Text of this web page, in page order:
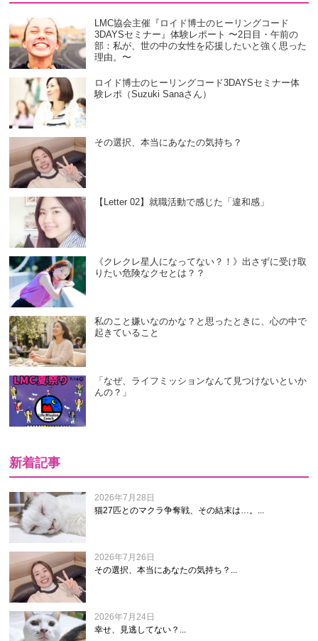
LMC協会主催『ロイド博士のヒーリングコード
3DAYSセミナー』体験レポート 〜2日目・午前の
部：私が、世の中の女性を応援したいと強く思った
理由。〜
ロイド博士のヒーリングコード3DAYSセミナー体
験レポ（Suzuki Sanaさん）
その選択、本当にあなたの気持ち？
【Letter 02】就職活動で感じた「違和感」
《クレクレ星人になってない？！》出さずに受け取
りたい危険なクセとは？？
私のこと嫌いなのかな？と思ったときに、心の中で
起きていること
「なぜ、ライフミッションなんて見つけないといか
んの？」
新着記事
2026年7月28日
猫27匹とのマクラ争奪戦、その結末は…。...
2026年7月26日
その選択、本当にあなたの気持ち？...
2026年7月24日
幸せ、見逃してない？...